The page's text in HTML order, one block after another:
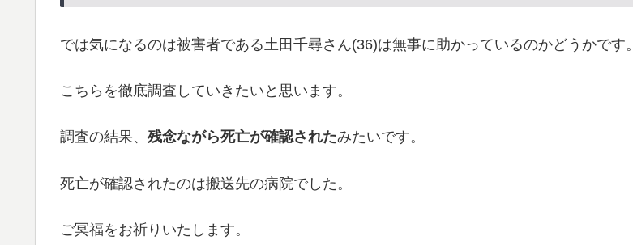
では気になるのは被害者である土田千尋さん(36)は無事に助かっているのかどうかです。
こちらを徹底調査していきたいと思います。
調査の結果、 残念ながら死亡が確認されたみたいです。
死亡が確認されたのは搬送先の病院でした。
ご冥福をお祈りいたします。